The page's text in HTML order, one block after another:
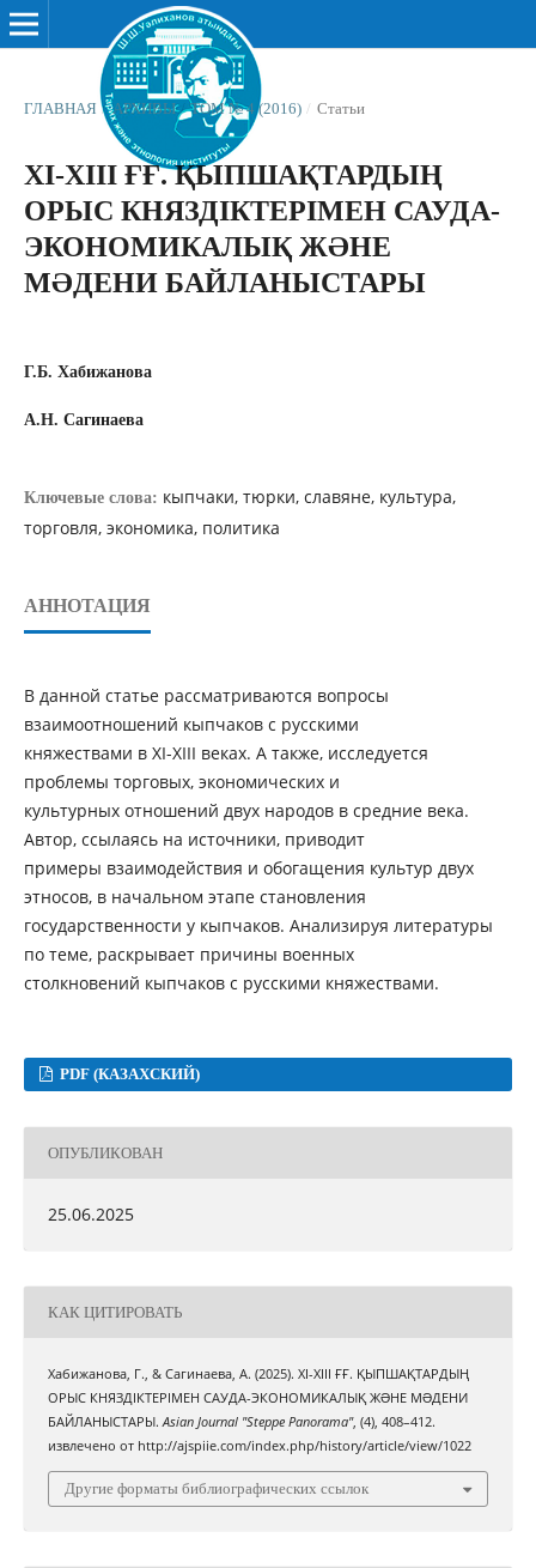
ГЛАВНАЯ / АРХИВЫ / ТОМ № 4 (2016) / Статьи
ХІ-ХІІІ ҒҒ. ҚЫПШАҚТАРДЫҢ
ОРЫС КНЯЗДІКТЕРІМЕН САУДА-
ЭКОНОМИКАЛЫҚ ЖƏНЕ
МƏДЕНИ БАЙЛАНЫСТАРЫ
Г.Б. Хабижанова
А.Н. Сагинаева
Ключевые слова: кыпчаки, тюрки, славяне, культура,
торговля, экономика, политика
АННОТАЦИЯ
В данной статье рассматриваются вопросы
взаимоотношений кыпчаков с русскими
княжествами в ХІ-ХІІІ веках. А также, исследуется
проблемы торговых, экономических и
культурных отношений двух народов в средние века.
Автор, ссылаясь на источники, приводит
примеры взаимодействия и обогащения культур двух
этносов, в начальном этапе становления
государственности у кыпчаков. Анализируя литературы
по теме, раскрывает причины военных
столкновений кыпчаков с русскими княжествами.
PDF (КАЗАХСКИЙ)
ОПУБЛИКОВАН
25.06.2025
КАК ЦИТИРОВАТЬ
Хабижанова, Г., & Сагинаева, А. (2025). ХІ-ХІІІ ҒҒ. ҚЫПШАҚТАРДЫҢ
ОРЫС КНЯЗДІКТЕРІМЕН САУДА-ЭКОНОМИКАЛЫҚ ЖƏНЕ МƏДЕНИ
БАЙЛАНЫСТАРЫ.Asian Journal "Steppe Panorama", (4), 408–412.
извлечено от http://ajspiie.com/index.php/history/article/view/1022
Другие форматы библиографических ссылок